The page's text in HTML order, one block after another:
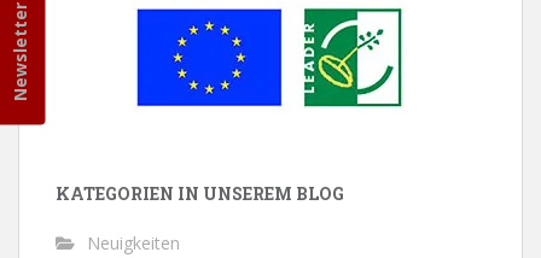
KATEGORIEN IN UNSEREM BLOG
Neuigkeiten
Newsletter